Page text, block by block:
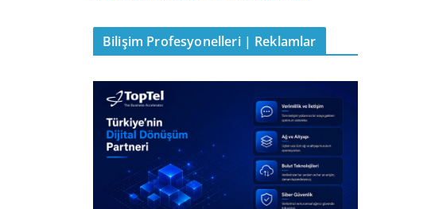
Bilişim Profesyonelleri | Reklamlar